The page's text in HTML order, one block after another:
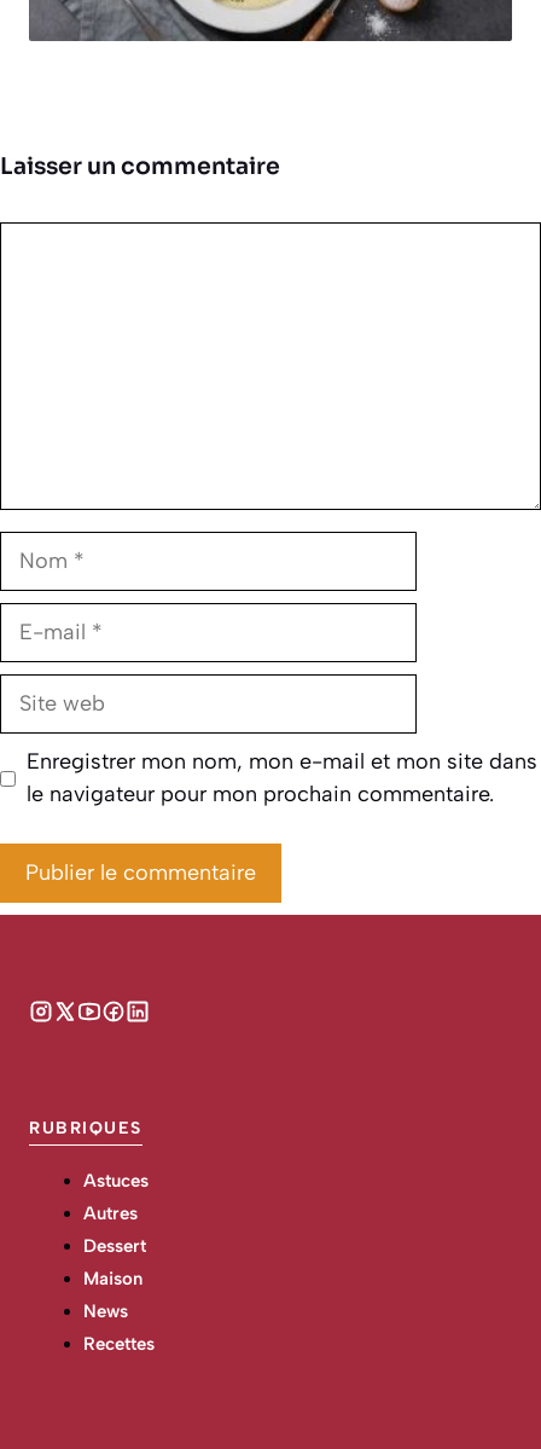
Laisser un commentaire
Nom
E-
Site
Enregistrer mon nom, mon e-mail et mon site dans
le navigateur pour mon prochain commentaire.
RUBRIQUES
Astuces
Autres
Dessert
Maison
News
Recettes